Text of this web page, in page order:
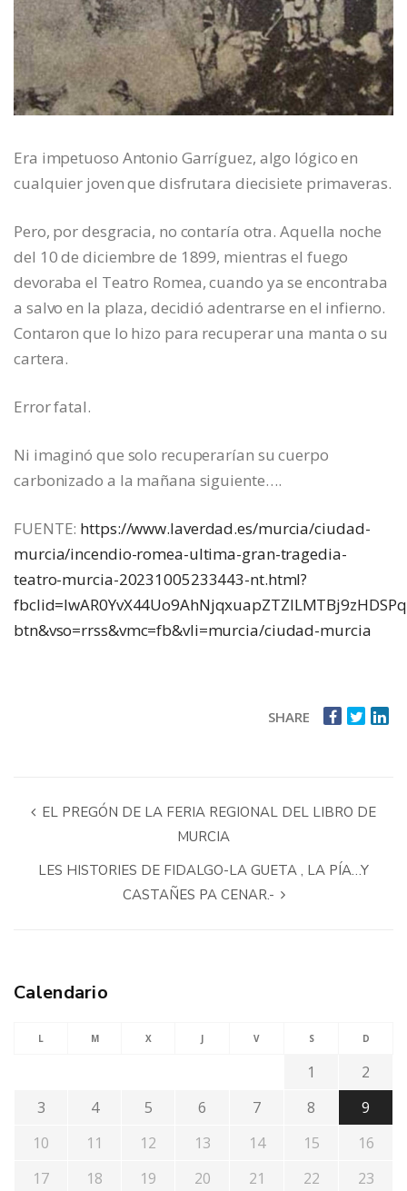
Era impetuoso Antonio Garríguez, algo lógico en
cualquier joven que disfrutara diecisiete primaveras.
Pero, por desgracia, no contaría otra. Aquella noche
del 10 de diciembre de 1899, mientras el fuego
devoraba el Teatro Romea, cuando ya se encontraba
a salvo en la plaza, decidió adentrarse en el infierno.
Contaron que lo hizo para recuperar una manta o su
cartera.
Error fatal.
Ni imaginó que solo recuperarían su cuerpo
carbonizado a la mañana siguiente….
FUENTE: https://www.laverdad.es/murcia/ciudad-
murcia/incendio-romea-ultima-gran-tragedia-
teatro-murcia-20231005233443-nt.html?
btn&vso=rrss&vmc=fb&vli=murcia/ciudad-murcia
SHARE
EL PREGÓN DE LA FERIA REGIONAL DEL LIBRO DE
MURCIA
LES HISTORIES DE FIDALGO-LA GUETA , LA PÍA…Y
CASTAÑES PA CENAR.-
Calendario
L M X J V S D
1
2
3
4 5 6 7 8
9
10
11 12 13 14 15
16
17
18 19 20 21 22
23